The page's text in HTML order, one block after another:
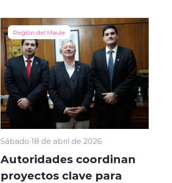
Región del Maule
Sábado 18 de abril de 2026
Autoridades coordinan
proyectos clave para